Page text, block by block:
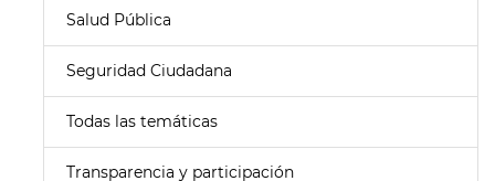
Salud Pública
Seguridad Ciudadana
Todas las temáticas
Transparencia y participación